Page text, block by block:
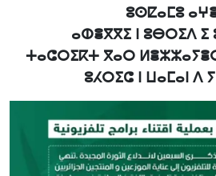
ⵓⵙⵇⴰⵎⵓ
ⴰⵀⴻⴳⴳⵉ ⵏ ⵓⴱⵔⵉⴷ ⵉ
ⵜⴰⵛⵔⵉⴽⵜ ⴳⴰⵔ
ⵓⵃⵔⵉⵛ ⵏ ⵡⴰⵎⴰⵏ ⴷ